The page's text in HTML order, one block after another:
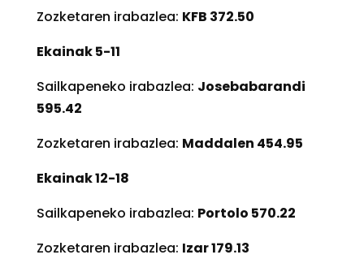
Zozketaren irabazlea: KFB 372.50
Ekainak 5-11
Sailkapeneko irabazlea: Josebabarandi
595.42
Zozketaren irabazlea: Maddalen 454.95
Ekainak 12-18
Sailkapeneko irabazlea: Portolo 570.22
Zozketaren irabazlea: Izar 179.13